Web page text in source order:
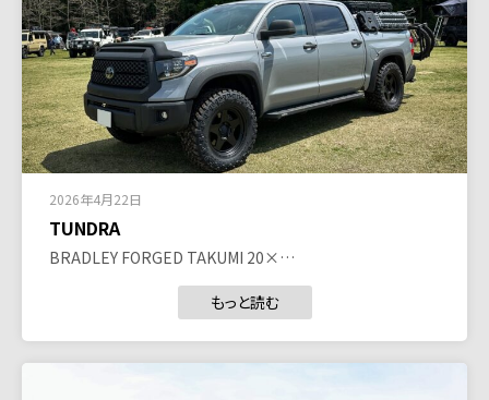
2026年4月22日
TUNDRA
BRADLEY FORGED TAKUMI 20×…
もっと読む